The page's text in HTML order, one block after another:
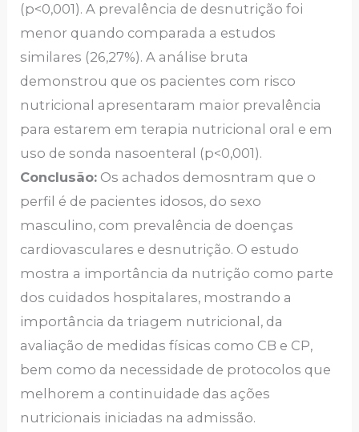
(p<0,001). A prevalência de desnutrição foi
menor quando comparada a estudos
similares (26,27%). A análise bruta
demonstrou que os pacientes com risco
nutricional apresentaram maior prevalência
para estarem em terapia nutricional oral e em
uso de sonda nasoenteral (p<0,001).
Conclusão: Os achados demosntram que o
perfil é de pacientes idosos, do sexo
masculino, com prevalência de doenças
cardiovasculares e desnutrição. O estudo
mostra a importância da nutrição como parte
dos cuidados hospitalares, mostrando a
importância da triagem nutricional, da
avaliação de medidas físicas como CB e CP,
bem como da necessidade de protocolos que
melhorem a continuidade das ações
nutricionais iniciadas na admissão.